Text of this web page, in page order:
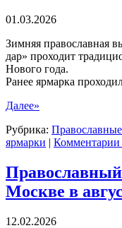
01.03.2026
Зимняя православная
дар» проходит
Нового года.
Ранее ярмарка
Далее»
Рубрика:
ярмарки | Комментарии
Москве в
12.02.2026